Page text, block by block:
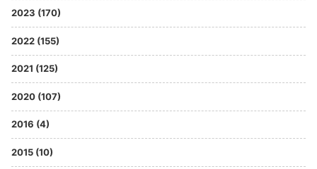
2023 (170)
2022 (155)
2021 (125)
2020 (107)
2016 (4)
2015 (10)